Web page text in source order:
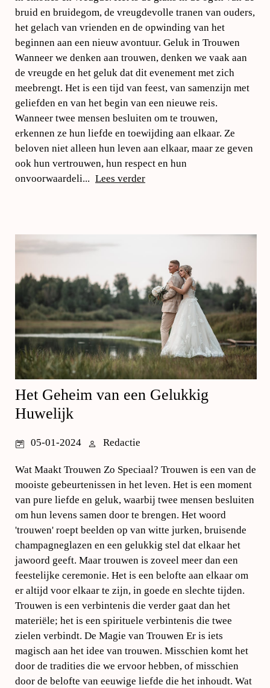
bruid en bruidegom, de vreugdevolle tranen van ouders,
het gelach van vrienden en de opwinding van het
beginnen aan een nieuw avontuur. Geluk in Trouwen
Wanneer we denken aan trouwen, denken we vaak aan
de vreugde en het geluk dat dit evenement met zich
meebrengt. Het is een tijd van feest, van samenzijn met
geliefden en van het begin van een nieuwe reis.
Wanneer twee mensen besluiten om te trouwen,
erkennen ze hun liefde en toewijding aan elkaar. Ze
beloven niet alleen hun leven aan elkaar, maar ze geven
ook hun vertrouwen, hun respect en hun
onvoorwaardeli... Lees verder
Het Geheim van een Gelukkig
Huwelijk
05-01-2024 Redactie
Wat Maakt Trouwen Zo Speciaal? Trouwen is een van de
mooiste gebeurtenissen in het leven. Het is een moment
van pure liefde en geluk, waarbij twee mensen besluiten
om hun levens samen door te brengen. Het woord
'trouwen' roept beelden op van witte jurken, bruisende
champagneglazen en een gelukkig stel dat elkaar het
jawoord geeft. Maar trouwen is zoveel meer dan een
feestelijke ceremonie. Het is een belofte aan elkaar om
er altijd voor elkaar te zijn, in goede en slechte tijden.
Trouwen is een verbintenis die verder gaat dan het
materiële; het is een spirituele verbintenis die twee
zielen verbindt. De Magie van Trouwen Er is iets
magisch aan het idee van trouwen. Misschien komt het
door de tradities die we ervoor hebben, of misschien
door de belofte van eeuwige liefde die het inhoudt. Wat